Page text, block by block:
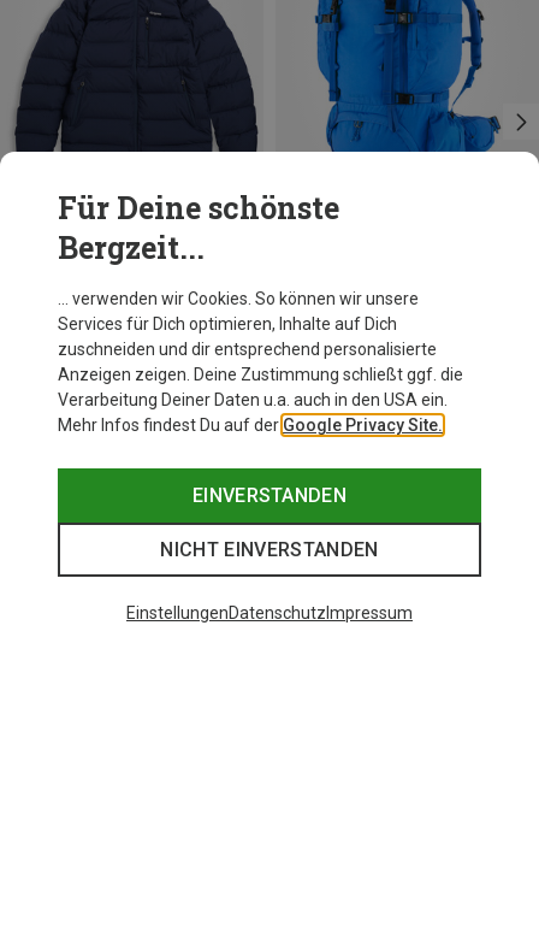
Du sparst 32%
Für Deine schönste
Bergzeit...
… verwenden wir Cookies. So können wir unsere
Services für Dich optimieren, Inhalte auf Dich
zuschneiden und dir entsprechend personalisierte
Anzeigen zeigen. Deine Zustimmung schließt ggf. die
Verarbeitung Deiner Daten u.a. auch in den USA ein.
Mehr Infos findest Du auf der Google Privacy Site.
EINVERSTANDEN
NICHT EINVERSTANDEN
EinstellungenDatenschutz Impressum